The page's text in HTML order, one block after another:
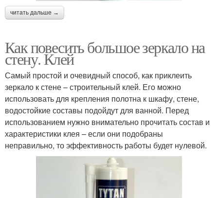
читать дальше →
Как повесить большое зеркало на
стену. Клей
Самый простой и очевидный способ, как приклеить
зеркало к стене – строительный клей. Его можно
использовать для крепления полотна к шкафу, стене,
водостойкие составы подойдут для ванной. Перед
использованием нужно внимательно прочитать состав и
характеристики клея – если они подобраны
неправильно, то эффективность работы будет нулевой.